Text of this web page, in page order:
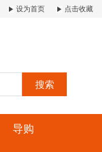
设为首页 点击收藏
搜索
导购